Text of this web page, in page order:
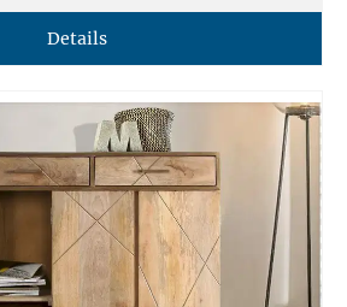
Details